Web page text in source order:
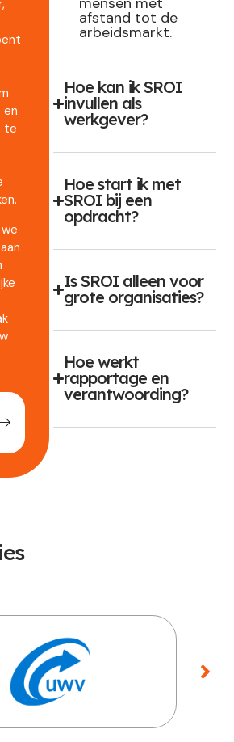
en
te
afstand tot de
arbeidsmarkt.
Hoe kan ik SROI
invullen als
werkgever?
Hoe start ik met
SROI bij een
opdracht?
Is SROI alleen voor
grote organisaties?
Hoe werkt
rapportage en
verantwoording?